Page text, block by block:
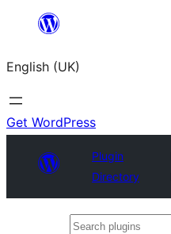
content
English (UK)
Get WordPress
Plugin
Directory
Search